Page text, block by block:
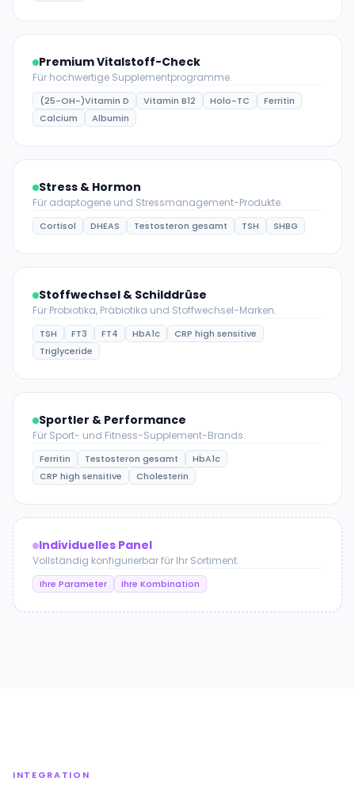
Premium Vitalstoff-Check
Für hochwertige Supplementprogramme.
(25-OH-)Vitamin D Vitamin B12 Holo-TC
Ferritin
Calcium
Albumin
Stress & Hormon
Für adaptogene und Stressmanagement-Produkte.
Cortisol DHEAS Testosteron gesamt TSH SHBG
Stoffwechsel & Schilddrüse
Für Probiotika, Präbiotika und Stoffwechsel-Marken.
TSH FT3 FT4 HbA1c
CRP high sensitive
Triglyceride
Sportler & Performance
Für Sport- und Fitness-Supplement-Brands.
Ferritin Testosteron gesamt
HbA1c
CRP high sensitive
Cholesterin
Individuelles Panel
Vollständig konfigurierbar für Ihr Sortiment.
Ihre Parameter Ihre Kombination
INTEGRATION